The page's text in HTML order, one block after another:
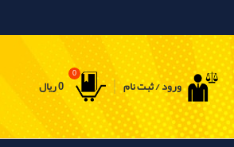
ورود / ثبت نام
0
0ریال